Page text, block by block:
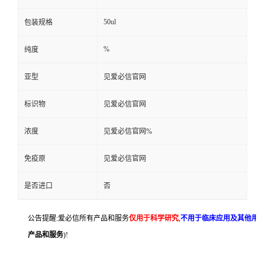
包装规格 50ul
纯度 %
亚型 见爱必信官网
标识物 见爱必信官网
浓度 见爱必信官网%
免疫原 见爱必信官网
是否进口 否
公告提醒:爱必信所有产品和服务仅用于科学研究,不用于临床应用及其他用
产品和服务)!